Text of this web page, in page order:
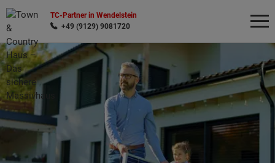
TC-Partner in Wendelstein
+49 (9129) 9081720
Wonach möchten Sie suchen?